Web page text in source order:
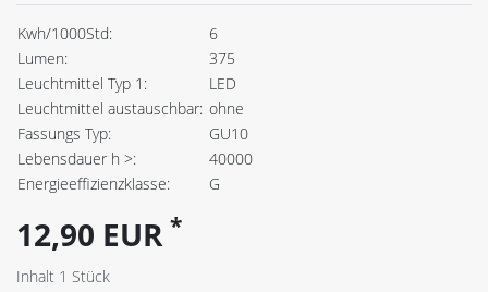
Kwh/1000Std:
6
Lumen:
375
Leuchtmittel Typ 1:
LED
Leuchtmittel austauschbar: ohne
Fassungs Typ:
GU10
Lebensdauer h >:
40000
Energieeffizienzklasse:
G
12,90 EUR *
Inhalt 1 Stück